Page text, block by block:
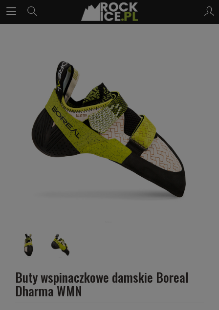
Buty wspinaczkowe damskie Boreal
Dharma WMN